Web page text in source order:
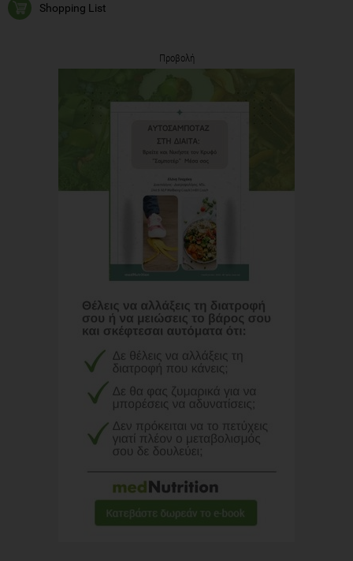
Shopping List
Προβολή